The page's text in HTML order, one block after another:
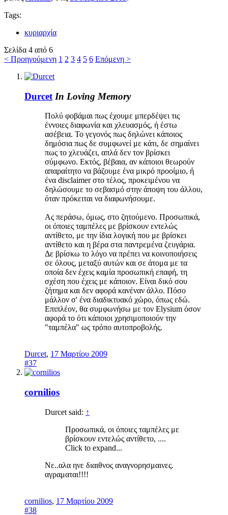
Tags:
κυριαρχία
Σελίδα 4 από 6
< Προηγούμενη 1 2 3 4 5 6 Επόμενη >
Durcet In Loving Memory
Πολύ φοβάμαι πως έχουμε μπερδέψει τις
έννοιες διαφωνία και χλευασμός, ή έστω
ασέβεια. Το γεγονός πως δηλώνει κάποιος
δημόσια πως δε συμφωνεί με κάτι, δε σημαίνει
πως το χλευάζει, απλά δεν τον βρίσκει
σύμφωνο. Εκτός, βέβαια, αν κάποιοι θεωρούν
απαραίτητο να βάζουμε ένα μικρό προοίμιο, ή
ένα disclaimer στο τέλος, προκειμένου να
δηλώσουμε το σεβασμό στην άποψη του άλλου,
όταν πρόκειται να διαφωνήσουμε.
Ας περάσω, όμως, στο ζητούμενο. Προσωπικά,
οι όποιες ταμπέλες με βρίσκουν εντελώς
αντίθετο, με την ίδια λογική που με βρίσκει
αντίθετο και η βέρα στα παντρεμένα ζευγάρια.
Δε βρίσκω το λόγο να πρέπει να κοινοποιήσεις
σε όλους, μεταξύ αυτών και σε άτομα με τα
οποία δεν έχεις καμία προσωπική επαφή, τη
σχέση που έχεις με κάποιον. Είναι δικό σου
ζήτημα και δεν αφορά κανέναν άλλο. Πόσο
μάλλον σ' ένα διαδικτυακό χώρο, όπως εδώ.
Επιπλέον, θα συμφωνήσω με τον Elysium όσον
αφορά το ότι κάποιοι χρησιμοποιούν την
"ταμπέλα" ως τρόπο αυτοπροβολής.
Durcet, 17 Μαρτίου 2009
#37
cornilios
Durcet said: ↑
Προσωπικά, οι όποιες ταμπέλες με
βρίσκουν εντελώς αντίθετο, ....
Click to expand...
Νε..αλα ηνε διαιθνος αναγνορησμαινες.
αγραμαται!!!!
cornilios, 17 Μαρτίου 2009
#38